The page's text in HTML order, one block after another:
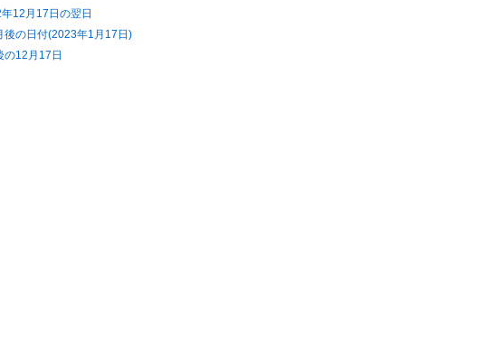
12月17日の翌日
後の日付(2023年1月17日)
の12月17日